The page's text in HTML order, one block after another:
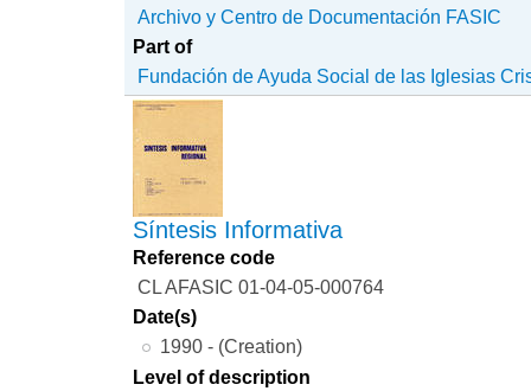
Archivo y Centro de Documentación FASIC
Part of
Fundación de Ayuda Social de las Iglesias
Síntesis Informativa
Reference code
CL AFASIC 01-04-05-000764
Date(s)
1990 - (Creation)
Level of description